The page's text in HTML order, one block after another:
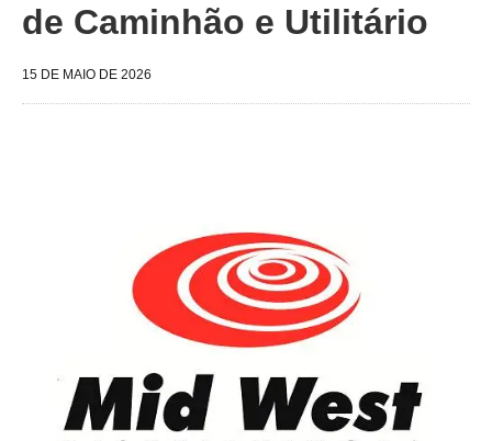
de Caminhão e Utilitário
15 DE MAIO DE 2026